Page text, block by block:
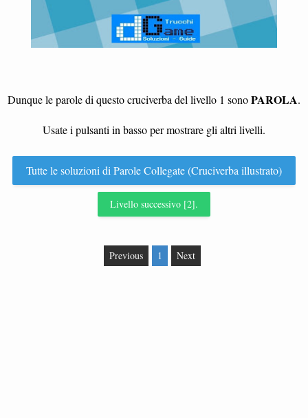
Dunque le parole di questo cruciverba del livello 1 sonoPAROLA.
Usate i pulsanti in basso per mostrare gli altri livelli.
Tutte le soluzioni di Parole Collegate (Cruciverba illustrato)
Livello successivo [2].
Previous 1 Next